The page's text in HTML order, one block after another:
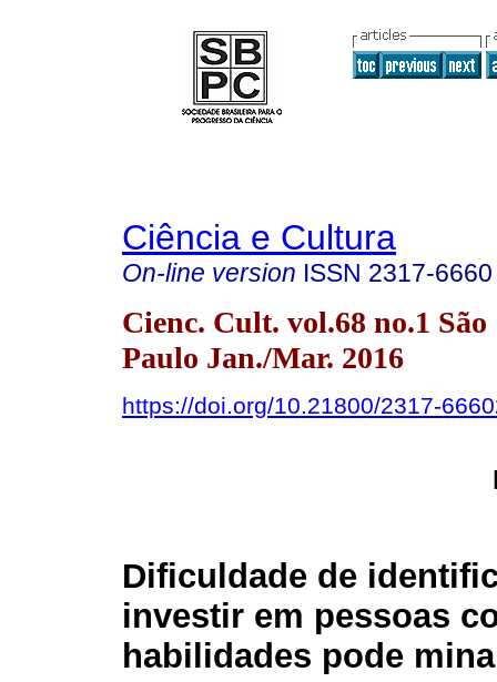
Ciência e Cultura
On-line version ISSN 2317-6660
Cienc. Cult. vol.68 no.1 São
Paulo Jan./Mar. 2016
https://doi.org/10.21800/2317-
Dificuldade de
investir em pessoas
habilidades pode